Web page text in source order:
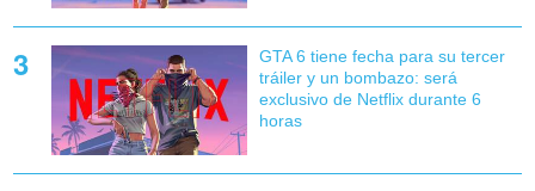
GTA 6 tiene fecha para su tercer
tráiler y un bombazo: será
exclusivo de Netflix durante 6
horas